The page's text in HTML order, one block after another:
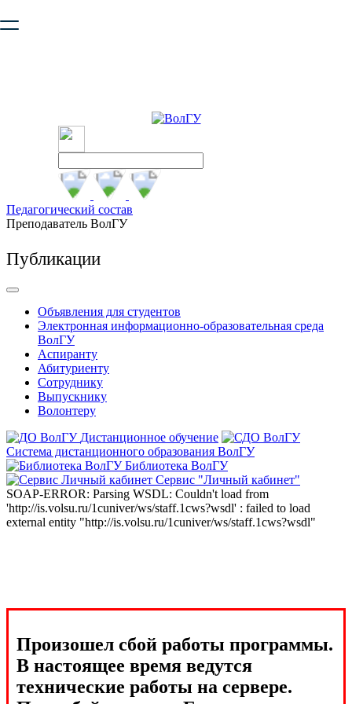
безопасную работу с сайтом. Пожалуйста
Педагогический состав
Преподаватель ВолГУ
Публикации
Объявления для студентов
Электронная информационно-образовательная среда
ВолГУ
Аспиранту
Абитуриенту
Сотруднику
Выпускнику
Волонтеру
Дистанционное обучение
Система дистанционного образования ВолГУ
Библиотека ВолГУ
Сервис "Личный кабинет"
SOAP-ERROR: Parsing WSDL: Couldn't load from
'http://is.volsu.ru/1cuniver/ws/staff.1cws?wsdl' : failed to load
external entity "http://is.volsu.ru/1cuniver/ws/staff.1cws?wsdl"
Произошел сбой работы программы.
В настоящее время ведутся
технические работы на сервере.